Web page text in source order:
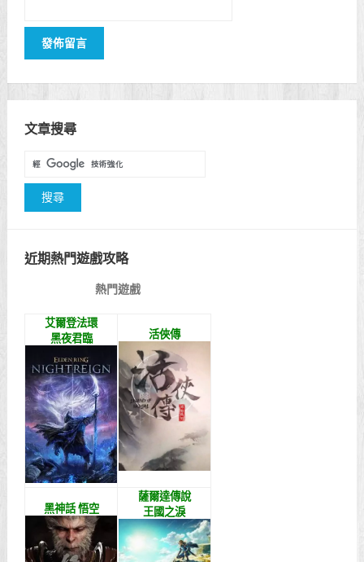
文章搜尋
近期熱門遊戲攻略
熱門遊戲
艾爾登法環
黑夜君臨
活俠傳
黑神話 悟空
薩爾達傳說
王國之淚